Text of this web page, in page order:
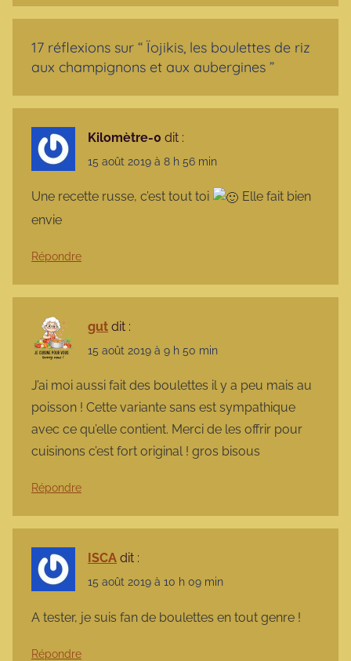
17 réflexions sur “ Ïojikis, les boulettes de riz
aux champignons et aux aubergines ”
Kilomètre-0 dit :
15 août 2019 à 8 h 56 min
Une recette russe, c’est tout toi
Elle fait bien
envie
Répondre
gut dit :
15 août 2019 à 9 h 50 min
J’ai moi aussi fait des boulettes il y a peu mais au
poisson ! Cette variante sans est sympathique
avec ce qu’elle contient. Merci de les offrir pour
cuisinons c’est fort original ! gros bisous
Répondre
ISCA dit :
15 août 2019 à 10 h 09 min
A tester, je suis fan de boulettes en tout genre !
Répondre